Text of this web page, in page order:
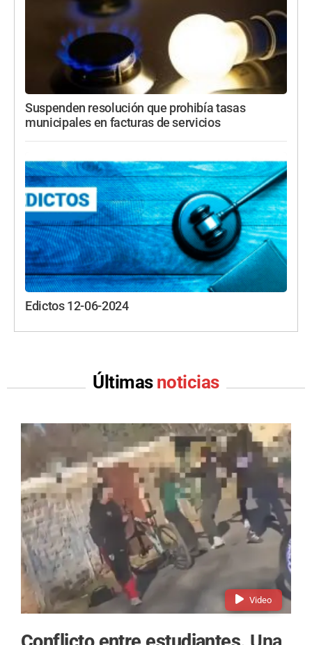
Suspenden resolución que prohibía tasas
municipales en facturas de servicios
Edictos 12-06-2024
Últimas noticias
Video